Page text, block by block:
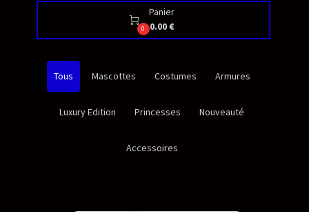

0
Panier
0.00 €
Tous Mascottes Costumes Armures
Luxury Edition Princesses Nouveauté
Accessoires